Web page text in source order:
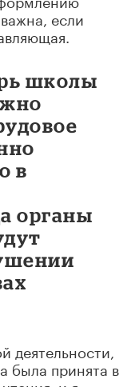
если
школы
в
органы
деятельности,
была принята в